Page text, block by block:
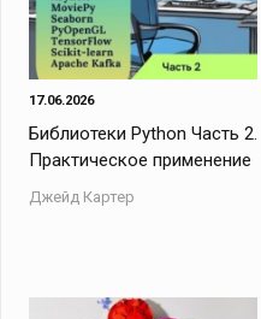
17.06.2026
Библиотеки Python Часть 2.
Практическое применение
Джейд Картер